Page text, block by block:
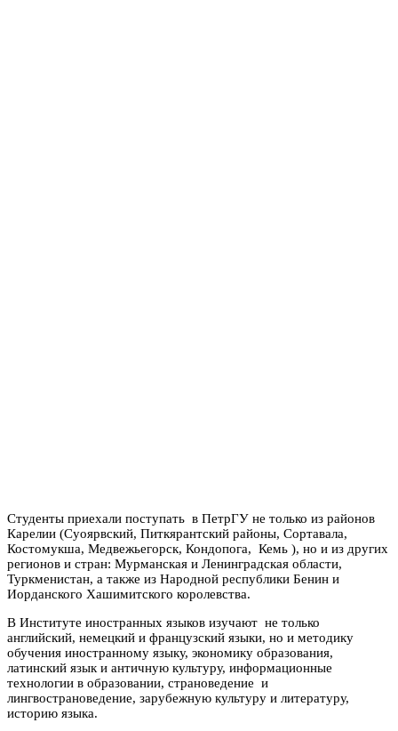
Студенты приехали поступать в ПетрГУ не только из районов
Карелии (Суоярвский, Питкярантский районы, Сортавала,
Костомукша, Медвежьегорск, Кондопога, Кемь ), но и из других
регионов и стран: Мурманская и Ленинградская области,
Туркменистан, а также из Народной республики Бенин и
Иорданского Хашимитского королевства.
В Институте иностранных языков изучают не только
английский, немецкий и французский языки, но и методику
обучения иностранному языку, экономику образования,
латинский язык и античную культуру, информационные
технологии в образовании, страноведение и
лингвострановедение, зарубежную культуру и литературу,
историю языка.